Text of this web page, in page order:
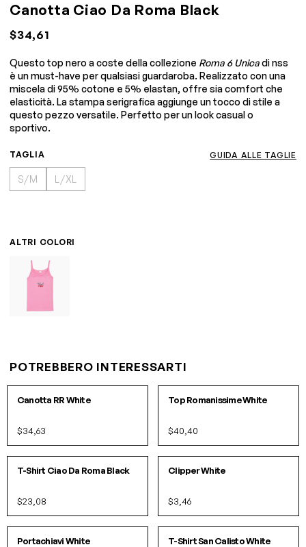
Canotta Ciao Da Roma Black
$34,61
Questo top nero a coste della collezione Roma 6 Unicadi nss
è un must-have per qualsiasi guardaroba. Realizzato con una
miscela di 95% cotone e 5% elastan, offre sia comfort che
elasticità. La stampa serigrafica aggiunge un tocco di stile a
questo pezzo versatile. Perfetto per un look casual o
sportivo.
TAGLIA GUIDA ALLE TAGLIE
S/M L/XL
ALTRI COLORI
POTREBBERO INTERESSARTI
S/M L/XL
Canotta RR White
$34,63
S M L
Top Romanissime White
$40,40
IN 1 COLORI
SMLXL
T-Shirt Ciao Da Roma Black
$23,08
O/S
Clipper White
$3,46
O/S
Portachiavi White
SMLXL
T-Shirt San Calisto White